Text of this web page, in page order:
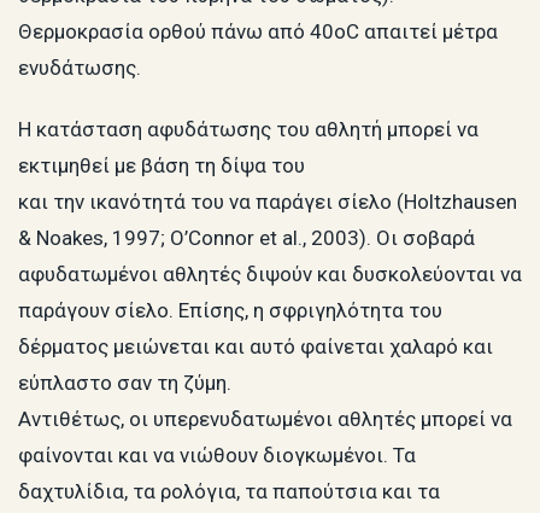
Θερμοκρασία ορθού πάνω από 40oC απαιτεί μέτρα
ενυδάτωσης.
Η κατάσταση αφυδάτωσης του αθλητή μπορεί να
εκτιμηθεί με βάση τη δίψα του
και την ικανότητά του να παράγει σίελο (Holtzhausen
& Noakes, 1997; O’Connor et al., 2003). Οι σοβαρά
αφυδατωμένοι αθλητές διψούν και δυσκολεύονται να
παράγουν σίελο. Επίσης, η σφριγηλότητα του
δέρματος μειώνεται και αυτό φαίνεται χαλαρό και
εύπλαστο σαν τη ζύμη.
Αντιθέτως, οι υπερενυδατωμένοι αθλητές μπορεί να
φαίνονται και να νιώθουν διογκωμένοι. Τα
δαχτυλίδια, τα ρολόγια, τα παπούτσια και τα